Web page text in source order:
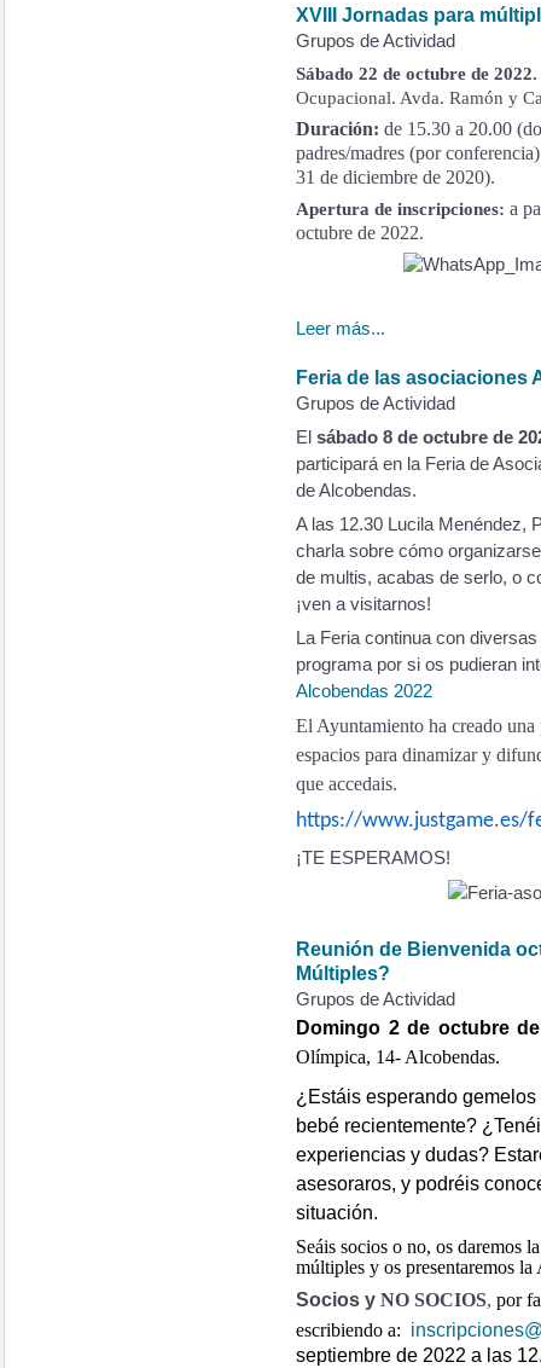
XVIII Jornadas para
Grupos de Actividad
Sábado 22 de octubre de 2022.
Ocupacional. Avda. Ramón y
Duración: de 15.30 a 20.00
padres/madres (por
31 de diciembre de 2020).
Apertura de inscripciones: a
octubre de 2022.
Leer más...
Feria de las asociaciones
Grupos de Actividad
El sábado 8 de octubre de
participará en la Feria de
de Alcobendas.
A las 12.30 Lucila Menéndez,
charla sobre cómo
de multis, acabas de serlo, o
¡ven a visitarnos!
La Feria continua con
programa por si os pudieran
Alcobendas 2022
El Ayuntamiento ha creado una
espacios para dinamizar y
que accedais.
https://www.justgame.es/
¡TE ESPERAMOS!
Reunión de Bienvenida
Múltiples?
Grupos de Actividad
Domingo 2de octubre
Olímpica, 14- Alcobendas.
¿Estáis esperando
bebé recientemente?
experiencias y dudas?
asesoraros, y podréis
situación.
Seáis socios o no, os daremos
múltiples y os presentaremos la
Socios y NO SOCIOS, por
escribiendo a:
septiembre de 2022 a las